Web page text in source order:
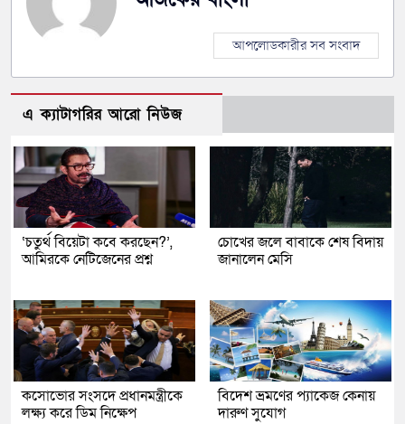
আপলোডকারীর সব সংবাদ
এ ক্যাটাগরির আরো নিউজ
‘চতুর্থ বিয়েটা কবে করছেন?’,
আমিরকে নেটিজেনের প্রশ্ন
চোখের জলে বাবাকে শেষ বিদায়
জানালেন মেসি
কসোভোর সংসদে প্রধানমন্ত্রীকে
লক্ষ্য করে ডিম নিক্ষেপ
বিদেশ ভ্রমণের প্যাকেজ কেনায়
দারুণ সুযোগ